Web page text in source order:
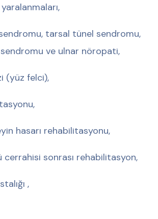
tarsal tünel sendromu,
ve ulnar nöropati,
(yüz felci),
hasarı rehabilitasyonu,
cerrahisi sonrası rehabilitasyon,
,